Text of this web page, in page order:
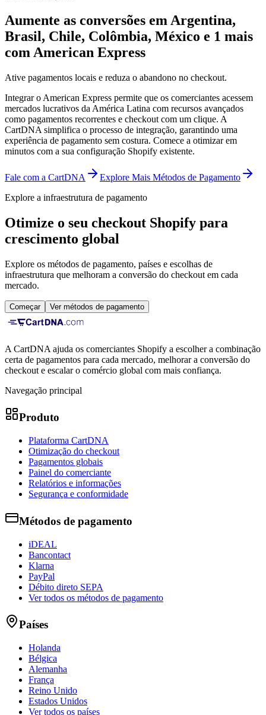
Aumente as conversões em Argentina,
Brasil, Chile, Colômbia, México e 1 mais
com American Express
Ative pagamentos locais e reduza o abandono no checkout.
Integrar o American Express permite que os comerciantes acessem
mercados lucrativos da América Latina com recursos avançados
como pagamentos recorrentes e checkout com um clique. A
CartDNA simplifica o processo de integração, garantindo uma
experiência de pagamento sem costura. Comece a otimizar em
minutos com a sua configuração Shopify existente.
Fale com a CartDNA
Explore Mais Métodos de Pagamento
Explore a infraestrutura de pagamento
Otimize o seu checkout Shopify para
crescimento global
Explore os métodos de pagamento, países e escolhas de
infraestrutura que melhoram a conversão do checkout em cada
mercado.
Começar Ver métodos de pagamento
A CartDNA ajuda os comerciantes Shopify a escolher a combinação
certa de pagamentos para cada mercado, melhorar a conversão do
checkout e escalar o comércio global com mais confiança.
Navegação principal
Produto
Plataforma CartDNA
Otimização do checkout
Pagamentos globais
Painel do comerciante
Relatórios e informações
Segurança e conformidade
Métodos de pagamento
iDEAL
Bancontact
Klarna
PayPal
Débito direto SEPA
Ver todos os métodos de pagamento
Países
Holanda
Bélgica
Alemanha
França
Reino Unido
Estados Unidos
Ver todos os países